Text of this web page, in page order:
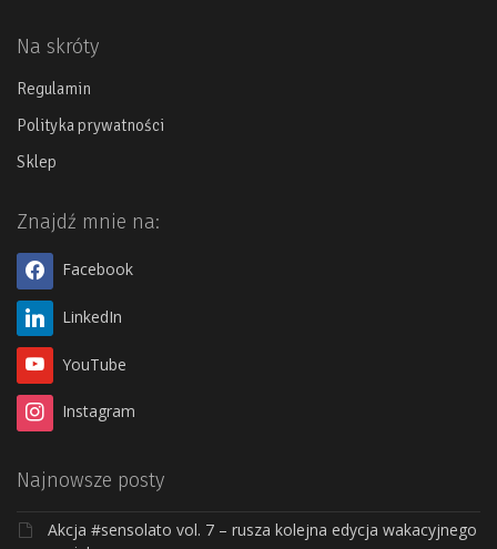
Na skróty
Regulamin
Polityka prywatności
Sklep
Znajdź mnie na:
Facebook
LinkedIn
YouTube
Instagram
Najnowsze posty
Akcja #sensolato vol. 7 – rusza kolejna edycja wakacyjnego